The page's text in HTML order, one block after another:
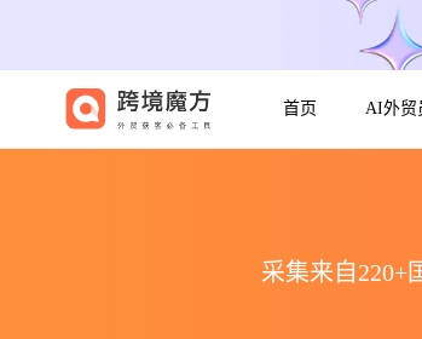
首页 AI外贸
采集来自220+